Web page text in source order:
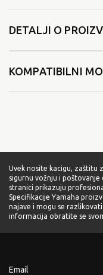
DETALJI O
KOMPATIBILNI
Uvek nosite kacigu, zaštitu
sigurnu vožnju i
stranici prikazuju
Specifikacije Yamaha
najave i mogu se
informacija obratite se
Email